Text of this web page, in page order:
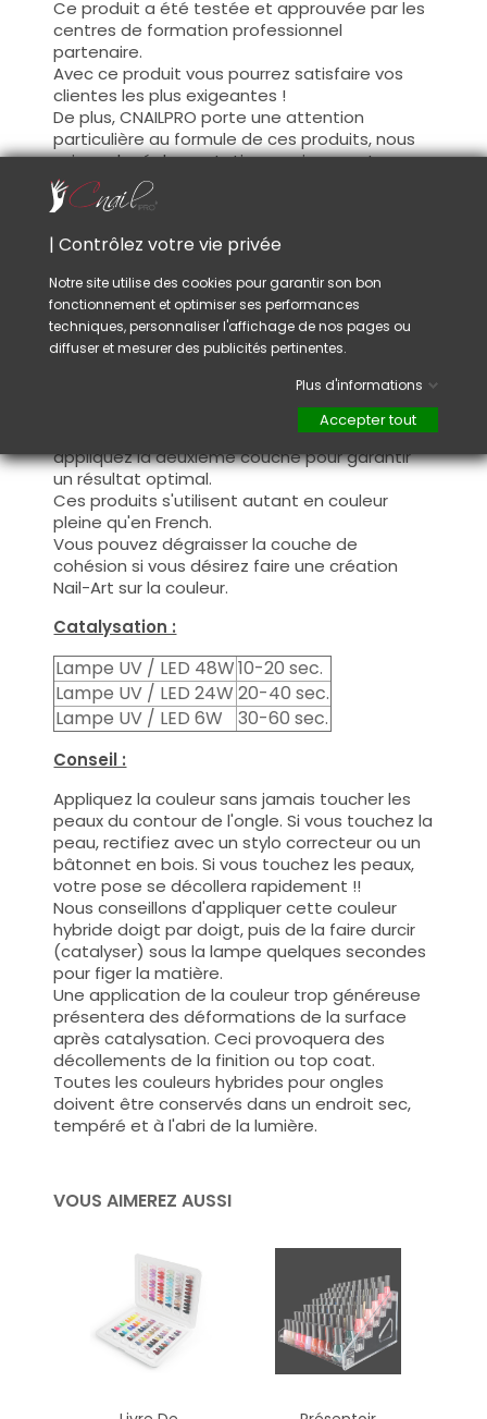
Ce produit a été testée et approuvée par les
centres de formation professionnel
partenaire.
Avec ce produit vous pourrez satisfaire vos
clientes les plus exigeantes !
De plus, CNAILPRO porte une attention
particulière au formule de ces produits, nous
suivons la réglementation en vigueur et
garantissons la conformité de nos produits.
Ceci pour garantir une sécurité d'utilisation
Utilisation :
Cette couleur s'applique avec son pinceau, de
manière fine, sur la base (il n'est pas
cohésion) ou sur la construction après limage.
Ce produit s'applique en deux couches,
fermez le bord libre à la première couche et
appliquez la deuxième couche pour garantir
un résultat optimal.
Ces produits s'utilisent autant en couleur
pleine qu'en French.
Vous pouvez dégraisser la couche de
cohésion si vous désirez faire une création
Nail-Art sur la couleur.
Catalysation :
Lampe UV / LED 48W10-20 sec.
Lampe UV / LED 24W 20-40 sec.
Lampe UV / LED 6W
30-60 sec.
Conseil :
Appliquez la couleur sans jamais toucher les
peaux du contour de l'ongle. Si vous touchez la
peau, rectifiez avec un stylo correcteur ou un
bâtonnet en bois. Si vous touchez les peaux,
votre pose se décollera rapidement !!
Nous conseillons d'appliquer cette couleur
hybride doigt par doigt, puis de la faire durcir
(catalyser) sous la lampe quelques secondes
pour figer la matière.
Une application de la couleur trop généreuse
présentera des déformations de la surface
après catalysation. Ceci provoquera des
décollements de la finition ou top coat.
Toutes les couleurs hybrides pour ongles
doivent être conservés dans un endroit sec,
tempéré et à l'abri de la lumière.
VOUS AIMEREZ AUSSI
| Contrôlez votre vie privée
Notre site utilise des cookies pour garantir son bon
fonctionnement et optimiser ses performances
techniques, personnaliser l'affichage de nos pages ou
diffuser et mesurer des publicités pertinentes.
Plus d'informations
Accepter tout